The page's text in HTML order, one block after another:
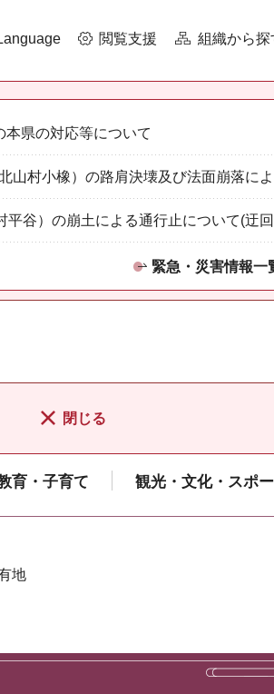
閲覧支援 組織から探
県の対応等について
山村小橡）の路肩決壊及び法面崩落に
平谷）の崩土による通行止について(迂
緊急・災害情報一
閉じる
育・子育て 観光・文化・スポ
地